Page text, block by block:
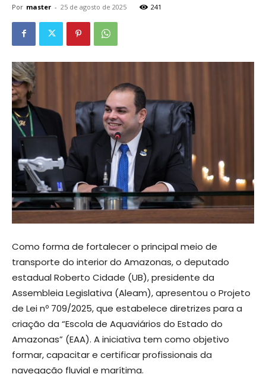
Por master - 25 de agosto de 2025 241
Como forma de fortalecer o principal meio de
transporte do interior do Amazonas, o deputado
estadual Roberto Cidade (UB), presidente da
Assembleia Legislativa (Aleam), apresentou o Projeto
de Lei nº 709/2025, que estabelece diretrizes para a
criação da “Escola de Aquaviários do Estado do
Amazonas” (EAA). A iniciativa tem como objetivo
formar, capacitar e certificar profissionais da
navegação fluvial e marítima.